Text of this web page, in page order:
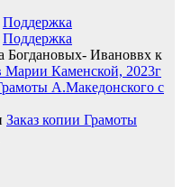
Поддержка
Поддержка
Богдановых- Ивановвх к
Каменской, 2023г
А.Македонского с
Заказ копии Грамоты